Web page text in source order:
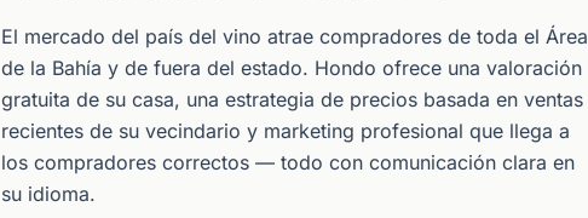
El mercado del país del vino atrae compradores de toda el Área
de la Bahía y de fuera del estado. Hondo ofrece una valoración
gratuita de su casa, una estrategia de precios basada en ventas
recientes de su vecindario y marketing profesional que llega a
los compradores correctos — todo con comunicación clara en
su idioma.